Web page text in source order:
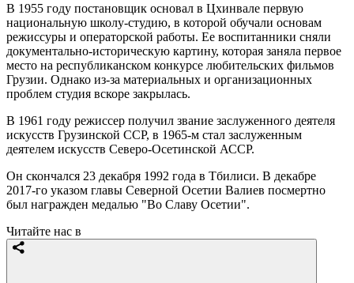
В 1955 году постановщик основал в Цхинвале первую
национальную школу-студию, в которой обучали основам
режиссуры и операторской работы. Ее воспитанники сняли
документально-историческую картину, которая заняла первое
место на республиканском конкурсе любительских фильмов
Грузии. Однако из-за материальных и организационных
проблем студия вскоре закрылась.
В 1961 году режиссер получил звание заслуженного деятеля
искусств Грузинской ССР, в 1965-м стал заслуженным
деятелем искусств Северо-Осетинской АССР.
Он скончался 23 декабря 1992 года в Тбилиси. В декабре
2017-го указом главы Северной Осетии Валиев посмертно
был награжден медалью "Во Славу Осетии".
Читайте нас в